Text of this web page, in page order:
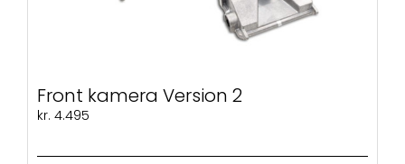
Front kamera Version 2
kr. 4.495